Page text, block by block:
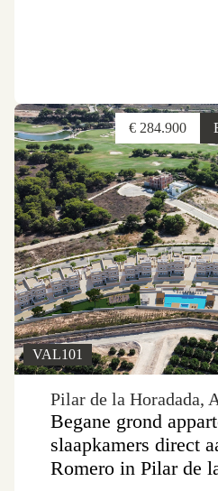
€ 284.900
VAL101
Pilar de la Horadada,
Begane grond
slaapkamers direct
Romero in Pilar de